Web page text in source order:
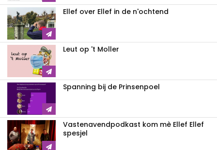
Ellef over Ellef in de n'ochtend
Leut op 't Moller
Spanning bij de Prinsenpoel
Vastenavendpodkast kom mè Ellef Ellef
spesjel